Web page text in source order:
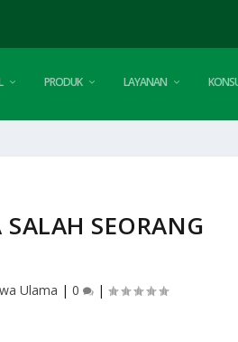
PRODUK LAYANAN
SEORANG
Ulama | 0 |